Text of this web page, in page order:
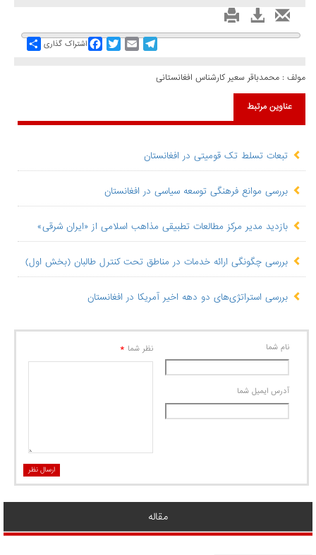
Share اشتراک گذاری
FacebookTwitterEmail
Telegram
مولف : محمدباقر سعیر کارشناس افغانستانی
عناوین مرتبط
تبعات تسلط تک قومیتی در افغانستان
بررسی موانع فرهنگی توسعه سیاسی در افغانستان
بازدید مدیر مرکز مطالعات تطبیقی مذاهب اسلامی از «ایران شرقی»
بررسی چگونگی ارائه خدمات در مناطق تحت کنترل طالبان (بخش اول)
بررسی استراتژی‌های دو دهه اخیر آمریکا در افغانستان
نام شما
آدرس ايميل شما
نظر شما *
ارسال نظر
مقاله